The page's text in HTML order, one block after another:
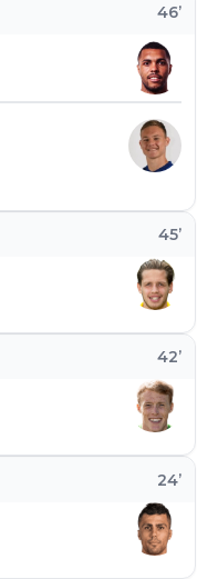
24’
42’
45’
46’